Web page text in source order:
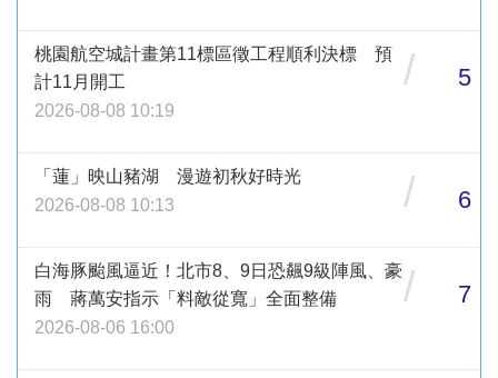
桃園航空城計畫第11標區徵工程順利決標 預
計11月開工
2026-08-08 10:19
/ 5
「蓮」映山豬湖 漫遊初秋好時光
2026-08-08 10:13
/ 6
白海豚颱風逼近！北市8、9日恐飆9級陣風、豪
雨 蔣萬安指示「料敵從寬」全面整備
2026-08-06 16:00
/ 7